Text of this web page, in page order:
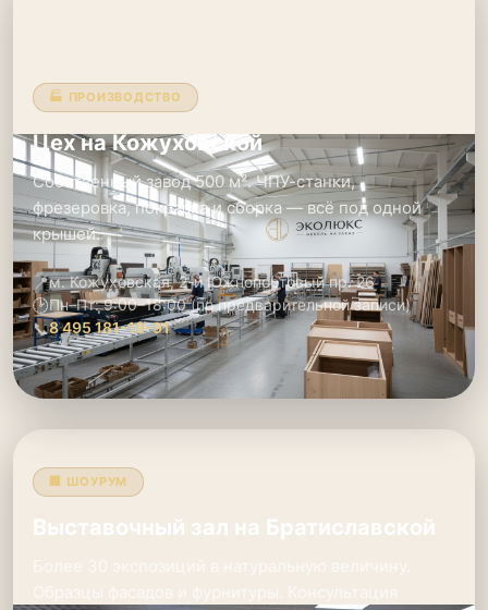
🏭 ПРОИЗВОДСТВО
Цех на Кожуховской
Собственный завод 500 м². ЧПУ-станки,
фрезеровка, покраска и сборка — всё под одной
крышей.
📍м. Кожуховская, 2-й Южнопортовый пр. 26
🕑Пн–Пт: 9:00–18:00 (по предварительной записи)
📞8 495 181-19-91
🏢 ШОУРУМ
Выставочный зал на Братиславской